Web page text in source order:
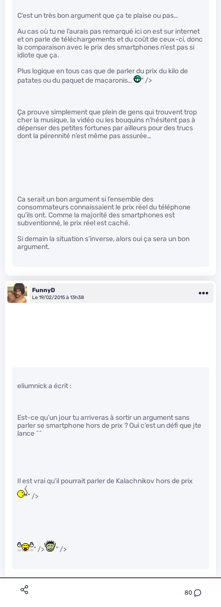
80
C’est un très bon argument que ça te plaise ou pas…
Au cas où tu ne l’aurais pas remarqué ici on est sur internet
et on parle de téléchargements et du coût de ceux-ci, donc
la comparaison avec le prix des smartphones n’est pas si
idiote que ça.
Plus logique en tous cas que de parler du prix du kilo de
patates ou du paquet de macaronis…
" />
Ça prouve simplement que plein de gens qui trouvent trop
cher la musique, la vidéo ou les bouquins n’hésitent pas à
dépenser des petites fortunes par ailleurs pour des trucs
dont la pérennité n’est même pas assurée…
Ca serait un bon argument si l’ensemble des
consommateurs connaissaient le prix réel du téléphone
qu’ils ont. Comme la majorité des smartphones est
subventionné, le prix réel est caché.
Si demain la situation s’inverse, alors oui ça sera un bon
argument.
FunnyD
Le 19/02/2015 à 13h38
eliumnick a écrit :
Est-ce qu’un jour tu arriveras à sortir un argument sans
parler se smartphone hors de prix ? Oui c’est un défi que jte
lance ^^
Il est vrai qu’il pourrait parler de Kalachnikov hors de prix
" />
" /> " />